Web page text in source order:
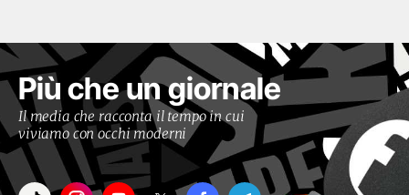
Più che un giornale
Il media che racconta il tempo in cui
viviamo con occhi moderni